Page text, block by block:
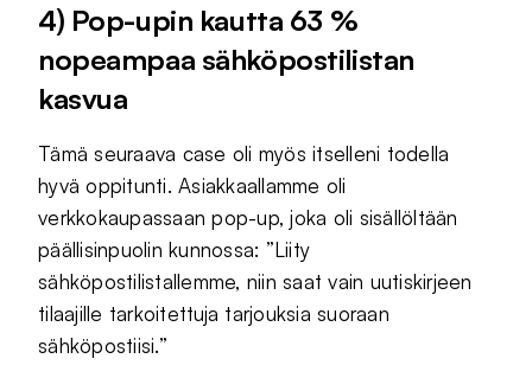
4) Pop-upin kautta 63 %
nopeampaa sähköpostilistan
kasvua
Tämä seuraava case oli myös itselleni todella
hyvä oppitunti. Asiakkaallamme oli
verkkokaupassaan pop-up, joka oli sisällöltään
päällisinpuolin kunnossa: ”Liity
sähköpostilistallemme, niin saat vain uutiskirjeen
tilaajille tarkoitettuja tarjouksia suoraan
sähköpostiisi.”